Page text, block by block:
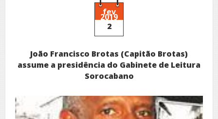
fev
2019
2
João Francisco Brotas (Capitão Brotas)
assume a presidência do Gabinete de Leitura
Sorocabano